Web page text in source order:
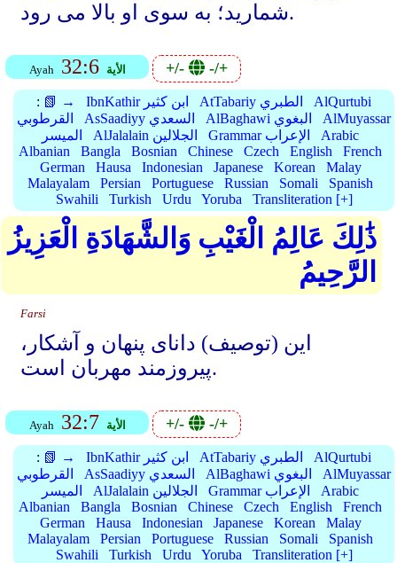
شمارید؛ به سوی او بالا می رود.
Ayah 32:6 الأية +/- -/+
: 📗 → IbnKathir ابن كثير AtTabariy الطبري
AlQurtubi
القرطوبي
AsSaadiyy السعدي AlBaghawi البغوي
AlMuyassar
الميسر
AlJalalain الجلالين Grammar الإعراب
Arabic
Albanian
Bangla Bosnian Chinese Czech English
French
German
Hausa Indonesian Japanese Korean
Malay
Malayalam
Persian Portuguese Russian Somali
Spanish
Swahili
Turkish Urdu Yoruba Transliteration [+]
ذَٰلِكَ عَالِمُ الْغَيْبِ وَالشَّهَادَةِ الْعَزِيزُ
الرَّحِيمُ
Farsi
این (توصیف) دانای پنهان و آشکار،
پیروزمند مهربان است.
Ayah 32:7 الأية +/- -/+
: 📗 → IbnKathir ابن كثير AtTabariy الطبري
AlQurtubi
القرطوبي
AsSaadiyy السعدي AlBaghawi البغوي
AlMuyassar
الميسر
AlJalalain الجلالين Grammar الإعراب
Arabic
Albanian
Bangla Bosnian Chinese Czech English
French
German
Hausa Indonesian Japanese Korean
Malay
Malayalam
Persian Portuguese Russian Somali
Spanish
Swahili
Turkish Urdu Yoruba Transliteration [+]